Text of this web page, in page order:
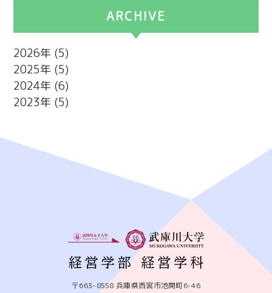
ARCHIVE
2026
(5)
2025
(5)
2024
(6)
2023
(5)
〒663-8558 兵庫県西宮市池開町6-46